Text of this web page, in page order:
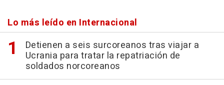
Lo más leído en Internacional
Detienen a seis surcoreanos tras viajar a
Ucrania para tratar la repatriación de
soldados norcoreanos